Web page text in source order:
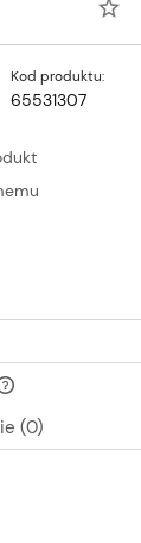
Kod produktu:
65531307
(0)